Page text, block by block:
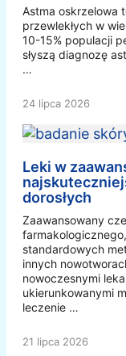
Astma oskrzelowa
przewlekłych w
10-15% populacji
słyszą diagnozę
…
24 lipca 2026
Leki w
dorosłych
Zaawansowany
standardowych
innych
nowoczesnymi
ukierunkowanymi
leczenie …
21 lipca 2026